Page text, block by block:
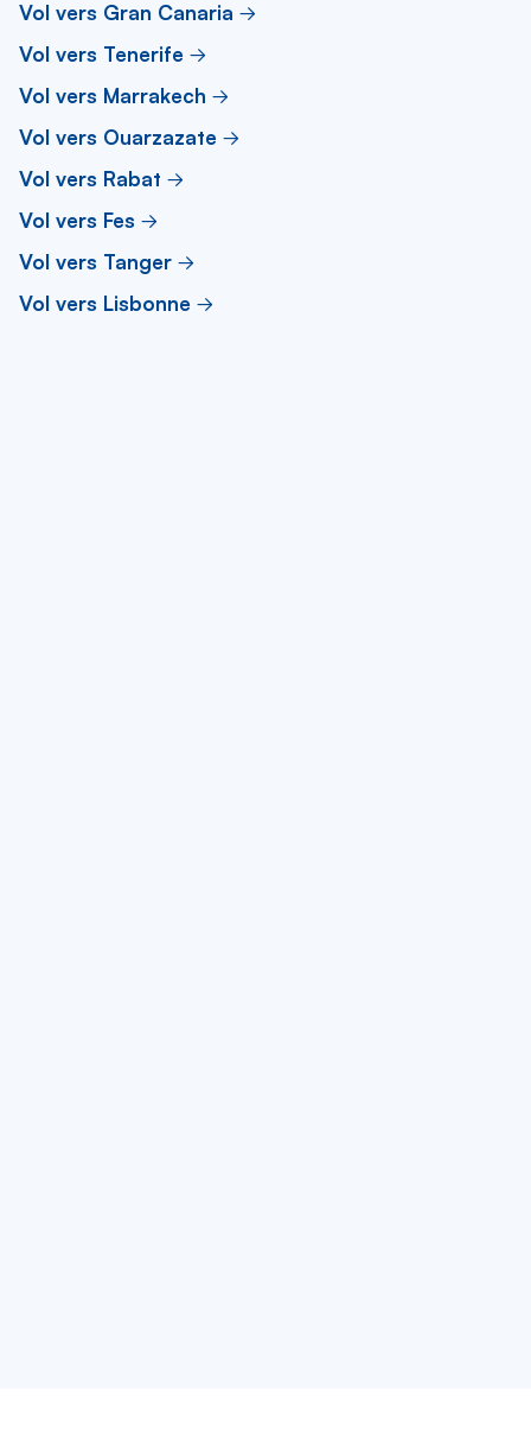
Vol vers Gran Canaria
Vol vers Tenerife
Vol vers Marrakech
Vol vers Ouarzazate
Vol vers Rabat
Vol vers Fes
Vol vers Tanger
Vol vers Lisbonne